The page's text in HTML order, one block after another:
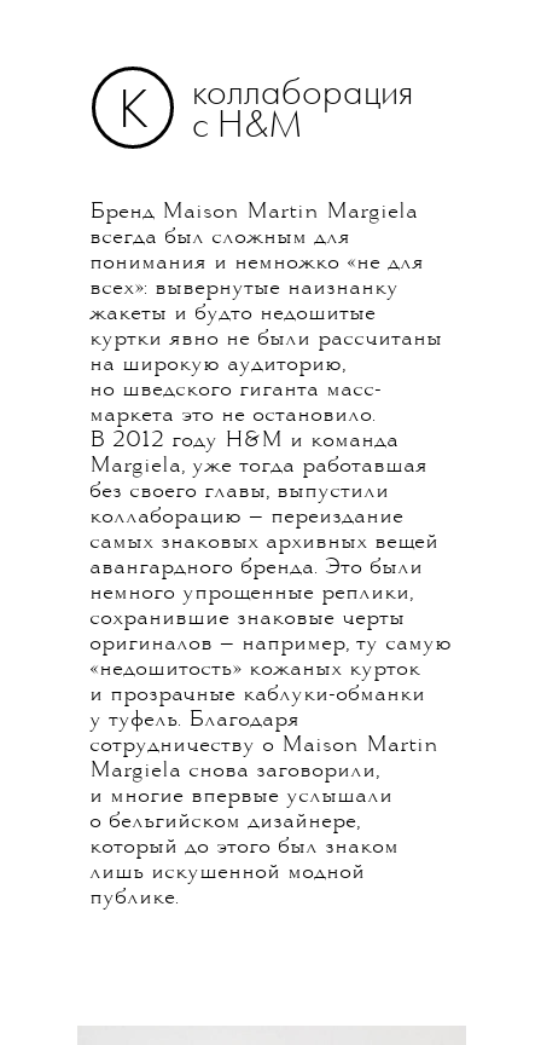
К
коллаборация
с H&M
Бренд Maison Martin Margiela
всегда был сложным для
понимания и немножко «не для
всех»: вывернутые наизнанку
жакеты и будто недошитые
куртки явно не были рассчитаны
на широкую аудиторию,
но шведского гиганта масс-
маркета это не остановило.
В 2012 году H&M и команда
Margiela, уже тогда работавшая
без своего главы, выпустили
коллаборацию — переиздание
самых знаковых архивных вещей
авангардного бренда. Это были
немного упрощенные реплики,
сохранившие знаковые черты
оригиналов — например, ту самую
«недошитость» кожаных курток
и прозрачные каблуки-обманки
у туфель. Благодаря
сотрудничеству о Maison Martin
Margiela снова заговорили,
и многие впервые услышали
о бельгийском дизайнере,
который до этого был знаком
лишь искушенной модной
публике.